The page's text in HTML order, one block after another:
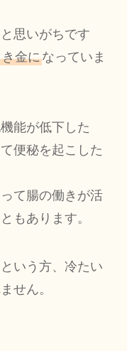
思いがちです
金になっていま
能が低下した
便秘を起こした
て腸の働きが活
もあります。
いう方、冷たい
せん。